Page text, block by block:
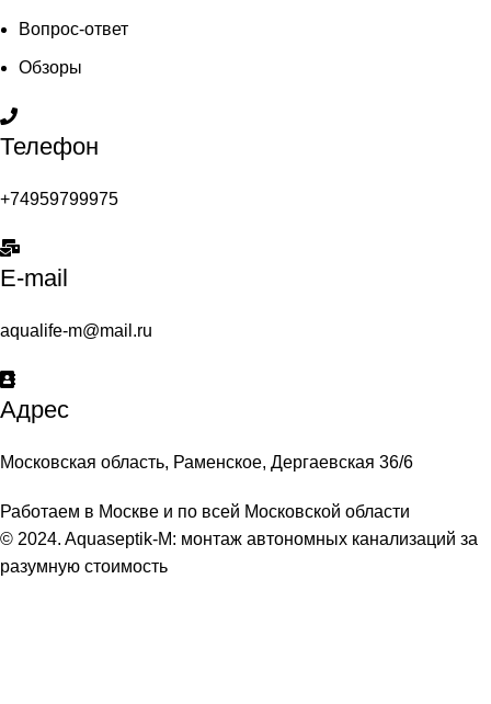
Вопрос-ответ
Обзоры
Телефон
+74959799975
E-mail
aqualife-m@mail.ru
Адрес
Московская область, Раменское, Дергаевская 36/6
Работаем в Москве и по всей Московской области
© 2024. Aquaseptik-M: монтаж автономных канализаций за
разумную стоимость